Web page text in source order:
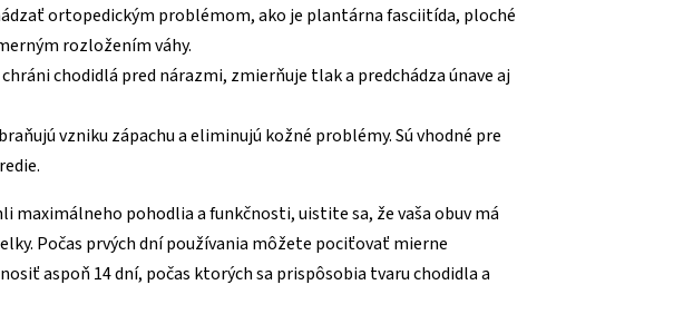
ortopedickým problémom, ako je plantárna fasciitída, ploché
rozložením váhy.
chodidlá pred nárazmi, zmierňuje tlak a predchádza únave aj
vzniku zápachu a eliminujú kožné problémy. Sú vhodné pre
maximálneho pohodlia a funkčnosti, uistite sa, že vaša obuv má
Počas prvých dní používania môžete pociťovať mierne
aspoň 14 dní, počas ktorých sa prispôsobia tvaru chodidla a